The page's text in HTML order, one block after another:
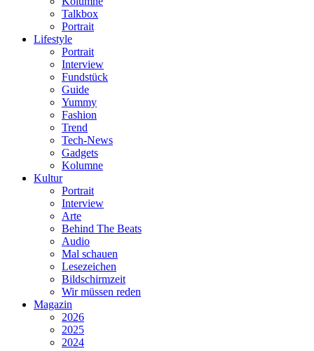
Talkbox
Portrait
Lifestyle
Portrait
Interview
Fundstück
Guide
Yummy
Fashion
Trend
Tech-News
Gadgets
Kolumne
Kultur
Portrait
Interview
Arte
Behind The Beats
Audio
Mal schauen
Lesezeichen
Bildschirmzeit
Wir müssen reden
Magazin
2026
2025
2024